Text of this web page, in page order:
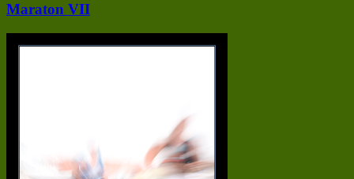
Maraton VII